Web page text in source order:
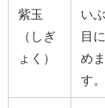
紫玉
（しぎ
ょく）
い
目
め
す。